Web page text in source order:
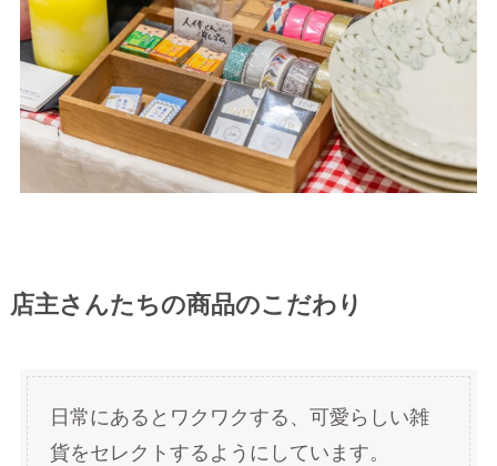
店主さんたちの商品のこだわり
日常にあるとワクワクする、可愛らしい雑
貨をセレクトするようにしています。